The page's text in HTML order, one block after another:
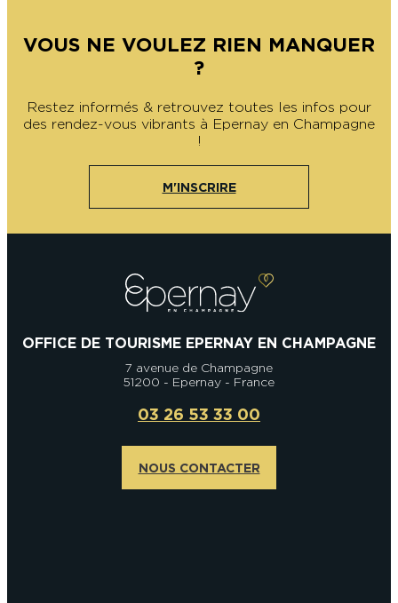
VOUS NE VOULEZ RIEN MANQUER
?
Restez informés & retrouvez toutes les infos pour
des rendez-vous vibrants à Epernay en Champagne
!
M'INSCRIRE
OFFICE DE TOURISME EPERNAY EN CHAMPAGNE
7 avenue de Champagne
51200 - Epernay - France
03 26 53 33 00
NOUS CONTACTER